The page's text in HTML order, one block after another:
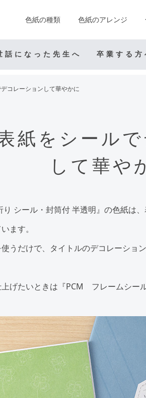
色紙の種類 色紙のアレンジ
コレーションして華やかに
話になった先生へ 卒業する方
紙をシール
して華や
シール・封筒付 半透明』の色紙は
ます。
うだけで、タイトルのデコレーショ
げたいときは『PCM フレームシー